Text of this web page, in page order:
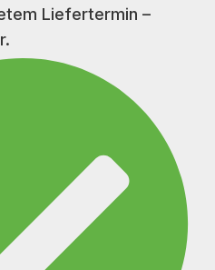
Liefertermin –